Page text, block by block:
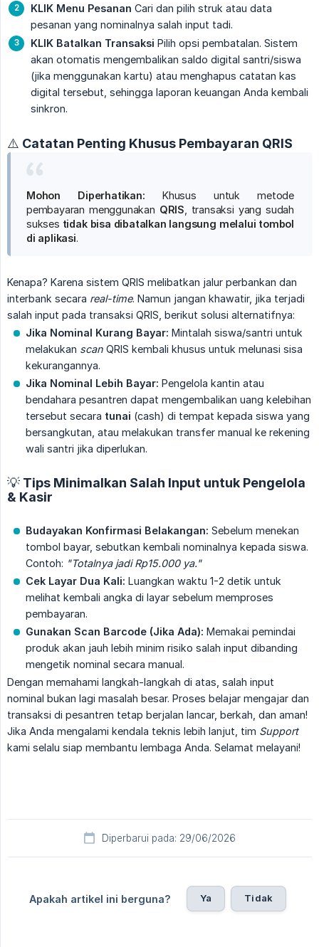
KLIK Menu Pesanan Cari dan pilih struk atau data
pesanan yang nominalnya salah input tadi.
KLIK Batalkan Transaksi Pilih opsi pembatalan. Sistem
akan otomatis mengembalikan saldo digital santri/siswa
(jika menggunakan kartu) atau menghapus catatan kas
digital tersebut, sehingga laporan keuangan Anda kembali
sinkron.
⚠️ Catatan Penting Khusus Pembayaran QRIS
Mohon Diperhatikan: Khusus untuk metode
pembayaran menggunakan QRIS , transaksi yang sudah
sukses tidak bisa dibatalkan langsung melalui tombol
di aplikasi.
Kenapa? Karena sistem QRIS melibatkan jalur perbankan dan
interbank secara real-time. Namun jangan khawatir, jika terjadi
salah input pada transaksi QRIS, berikut solusi alternatifnya:
Jika Nominal Kurang Bayar: Mintalah siswa/santri untuk
melakukan scan QRIS kembali khusus untuk melunasi sisa
kekurangannya.
Jika Nominal Lebih Bayar: Pengelola kantin atau
bendahara pesantren dapat mengembalikan uang kelebihan
tersebut secara tunai (cash) di tempat kepada siswa yang
bersangkutan, atau melakukan transfer manual ke rekening
wali santri jika diperlukan.
💡 Tips Minimalkan Salah Input untuk Pengelola
& Kasir
Budayakan Konfirmasi Belakangan: Sebelum menekan
tombol bayar, sebutkan kembali nominalnya kepada siswa.
Contoh: "Totalnya jadi Rp15.000 ya."
Cek Layar Dua Kali: Luangkan waktu 1-2 detik untuk
melihat kembali angka di layar sebelum memproses
pembayaran.
Gunakan Scan Barcode (Jika Ada): Memakai pemindai
produk akan jauh lebih minim risiko salah input dibanding
mengetik nominal secara manual.
Dengan memahami langkah-langkah di atas, salah input
nominal bukan lagi masalah besar. Proses belajar mengajar dan
transaksi di pesantren tetap berjalan lancar, berkah, dan aman!
Jika Anda mengalami kendala teknis lebih lanjut, tim Support
kami selalu siap membantu lembaga Anda. Selamat melayani!
Diperbarui pada: 29/06/2026
Apakah artikel ini berguna? Ya Tidak